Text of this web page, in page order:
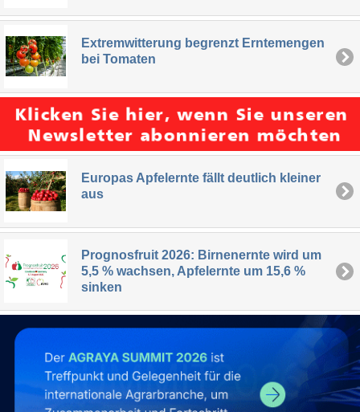
Extremwitterung begrenzt Erntemengen
bei Tomaten
Europas Apfelernte fällt deutlich kleiner
aus
Prognosfruit 2026: Birnenernte wird um
5,5 % wachsen, Apfelernte um 15,6 %
sinken